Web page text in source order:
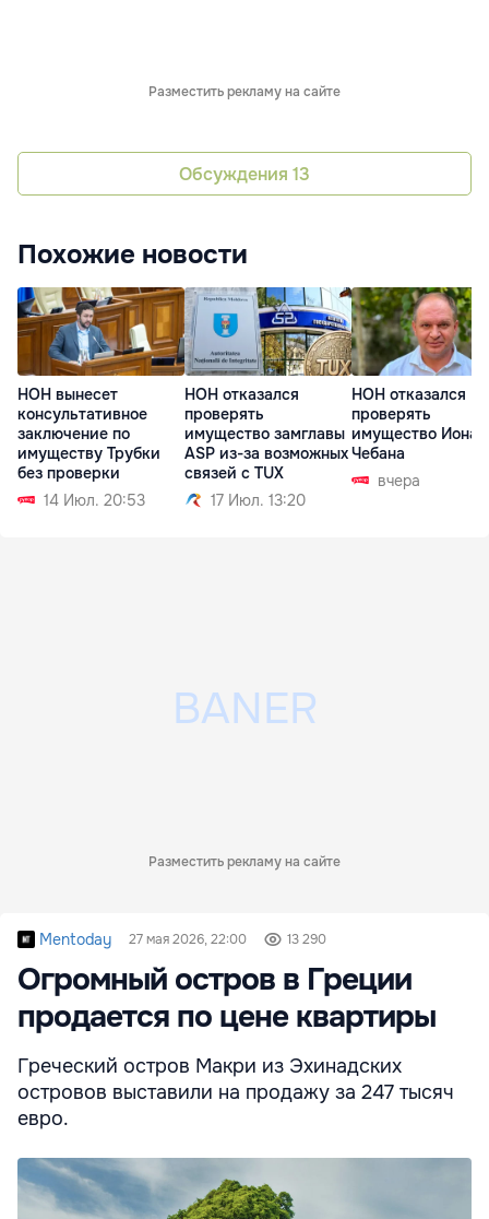
Разместить рекламу на сайте
Обсуждения 13
Похожие новости
НОН вынесет
консультативное
заключение по
имуществу Трубки
без проверки
14 Июл. 20:53
НОН отказался
проверять
имущество замглавы
ASP из-за возможных
связей с TUX
17 Июл. 13:20
НОН отказался
проверять
имущество Иона
Чебана
вчера
Разместить рекламу на сайте
Mentoday 27 мая 2026, 22:00 13 290
Огромный остров в Греции
продается по цене квартиры
Греческий остров Макри из Эхинадских
островов выставили на продажу за 247 тысяч
евро.